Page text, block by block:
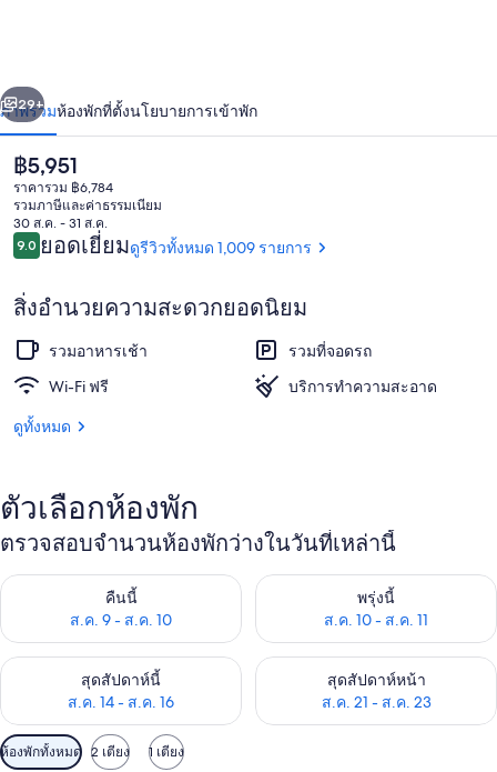
Wi-Fi ฟรี, ผ้าปูที่นอน
า
ถัดไป
29+
ภาพรวมห้องพักที่ตั้งนโยบายการเข้าพัก
ราคา
ปัจจุบัน
฿5,951
฿5,951
ราคารวม ฿6,784
รวมภาษีและค่าธรรมเนียม
30 ส.ค. - 31 ส.ค.
รีวิว
9.09.0 จาก 10
ยอดเยี่ยมดูรีวิวทั้งหมด 1,009 รายการ
สิ่งอำนวยความสะดวกยอดนิยม
รวมอาหารเช้า
รวมที่จอดรถ
Wi-Fi ฟรี
บริการทำความสะอาด
ดูทั้งหมด
ตัวเลือกห้องพัก
ตรวจสอบจำนวนห้องพักว่างในวันที่เหล่านี้
คืนนี้
ส.ค. 9 - ส.ค. 10
ตรวจสอบจำนวนห้องพักว่างในคืนนี้ ส.ค. 9 - ส.ค. 10
พรุ่งนี้
ส.ค. 10 - ส.ค. 11
ตรวจสอบจำนวนห้องพักว่างใน
สุดสัปดาห์นี้
ส.ค. 14 - ส.ค. 16
ตรวจสอบจำนวนห้องพักว่างในสุดสัปดาห์นี้ ส.ค. 14 - ส.ค. 16
สุดสัปดาห์หน้า
ส.ค. 21 - ส.ค. 23
ตรวจสอบจำนวนห้องพักว่างใน
ตัว
ห้องพักทั้งหมด 2 เตียง 1 เตียง